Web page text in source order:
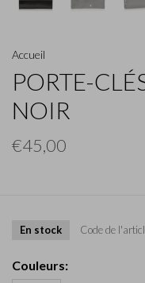
Accueil
PORTE-
NOIR
€45,00
En stock Code de
Couleurs: